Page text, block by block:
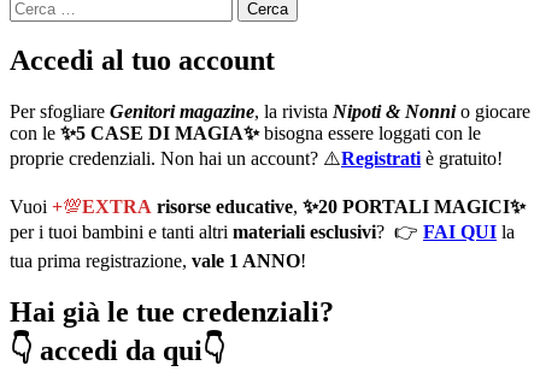
Ricerca
per:
Accedi al tuo account
Per sfogliare Genitori magazine, la rivista Nipoti & Nonni o giocare
con le ✨5 CASE DI MAGIA✨ bisogna essere loggati con le
proprie credenziali. Non hai un account? ⚠️Registrati è gratuito!
Vuoi +💯EXTRA risorse educative, ✨20 PORTALI MAGICI✨
per i tuoi bambini e tanti altri materiali esclusivi? 👉 FAI QUI la
tua prima registrazione, vale 1 ANNO!
Hai già le tue credenziali?
👇 accedi da qui👇